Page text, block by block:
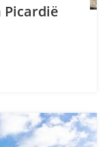
Picardië